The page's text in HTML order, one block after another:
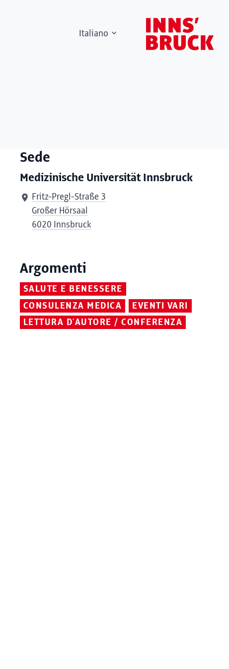
Italiano
Sede
Medizinische Universität Innsbruck
Fritz-Pregl-Straße 3
Großer Hörsaal
6020 Innsbruck
Argomenti
SALUTE E BENESSERE
CONSULENZA MEDICA
EVENTI VARI
LETTURA D'AUTORE / CONFERENZA